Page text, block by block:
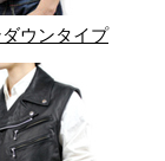
ウンタイプ